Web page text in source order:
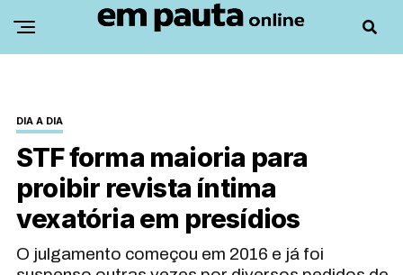
DIA A DIA
STF forma maioria para
proibir revista íntima
vexatória em presídios
O julgamento começou em 2016 e já foi